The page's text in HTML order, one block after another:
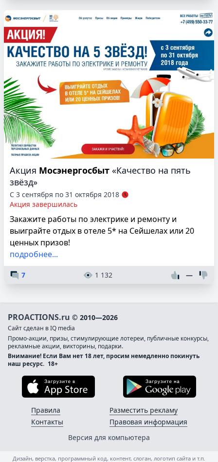
Акция Мосэнергосбыт «Качество на пять
звёзд»
С 3 сентября по 31 октября 2018
Акция завершилась
Закажите работы по электрике и ремонту и
выиграйте отдых в отеле 5* на Сейшелах или 20
ценных призов!
подробнее...
7 1 132 —
PROACTIONS.ru © 2010—2026
Сайт сделан в IQ media
Промо-акции, призы, стимулирующие лотереи, публичные конкурсы,
рекламные акции, викторины, подарки.
Внимание! Если Вам нет 18 лет, просим немедленно покинуть
наш ресурс. 18+
Загрузите в App Store
Правила
Контакты
Разместить рекламу
Правовая информация
Версия для компьютера
Дизайн, верстка, программный код, контент, слоган, логотип сайта и т.п.